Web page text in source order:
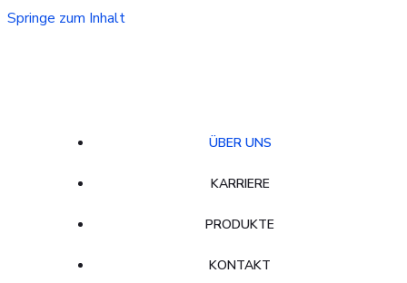
Springe zum Inhalt
ÜBER UNS
KARRIERE
PRODUKTE
KONTAKT